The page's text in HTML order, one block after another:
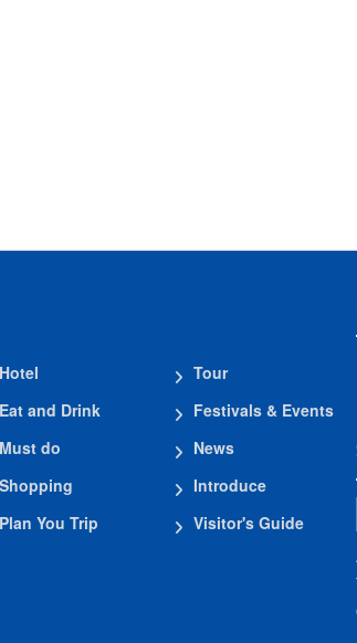
Hotel
Eat and Drink
Must do
Shopping
Plan You Trip
Tour
Festivals & Events
News
Introduce
Visitor's Guide